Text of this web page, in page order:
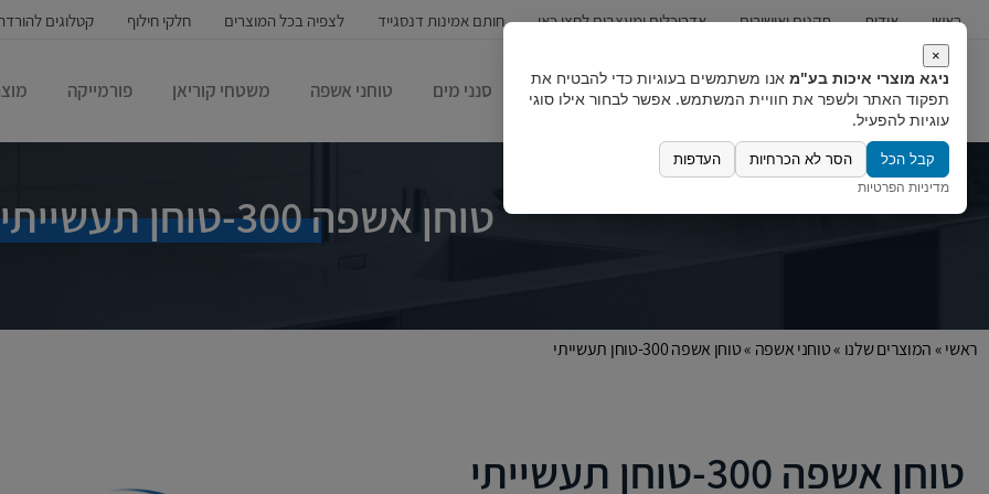
ראשי אודות תקנים ואישורים אדריכלים ומעצבים לחצו כאן חותם אמינות דנסגייד לצפיה בכל המוצרים חלקי חילוף קטלוגים
כיורים ברזים מערכות מים סנני מים טוחני אשפה משטחי קוריאן פורמייקה
טוחן אשפה 300-טוחן תעשייתי
ראשי»המוצרים שלנו »טוחני אשפה »טוחן אשפה 300-טוחן תעשייתי
טוחן אשפה 300-טוחן תעשייתי
×
ניגא מוצרי איכות בע"מ אנו משתמשים בעוגיות כדי להבטיח את
תפקוד האתר ולשפר את חוויית המשתמש. אפשר לבחור אילו סוגי
עוגיות להפעיל.
קבל הכל הסר לא הכרחיות העדפות
מדיניות הפרטיות